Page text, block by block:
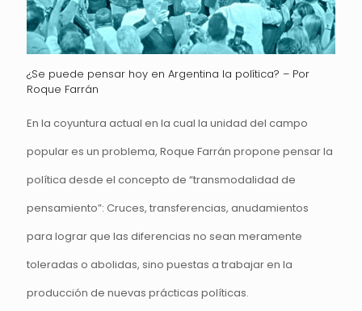
¿Se puede pensar hoy en Argentina la política? – Por
Roque Farrán
En la coyuntura actual en la cual la unidad del campo
popular es un problema, Roque Farrán propone pensar la
política desde el concepto de “transmodalidad de
pensamiento”: Cruces, transferencias, anudamientos
para lograr que las diferencias no sean meramente
toleradas o abolidas, sino puestas a trabajar en la
producción de nuevas prácticas políticas.